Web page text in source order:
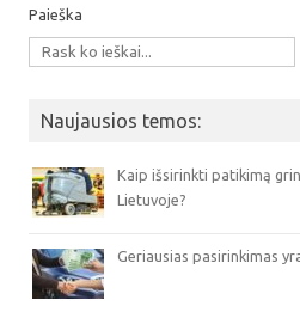
Paieška
Naujausios temos:
Kaip išsirinkti patikimą
Lietuvoje?
Geriausias pasirinkimas